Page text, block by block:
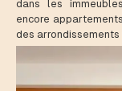
dans les
encore
des